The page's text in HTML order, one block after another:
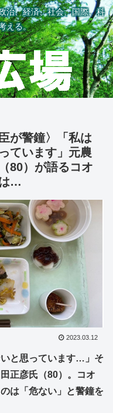
治、経済、社会、国際、科
える。
が警鐘〉「私は
ています」元農
80）が語るコオ
…
2023.03.12
いと思っています…」そ
正彦氏（80）。コオ
は「危ない」と警鐘を